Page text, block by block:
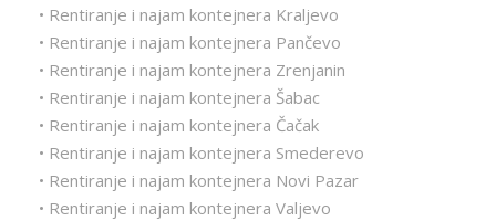
• Rentiranje i najam kontejnera Kraljevo
• Rentiranje i najam kontejnera Pančevo
• Rentiranje i najam kontejnera Zrenjanin
• Rentiranje i najam kontejnera Šabac
• Rentiranje i najam kontejnera Čačak
• Rentiranje i najam kontejnera Smederevo
• Rentiranje i najam kontejnera Novi Pazar
• Rentiranje i najam kontejnera Valjevo